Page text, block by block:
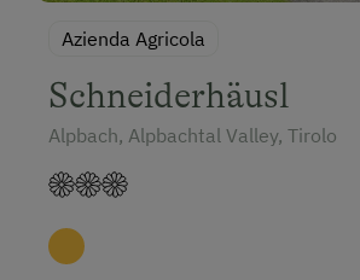
Azienda Agricola
Schneiderhäusl
Alpbach, Alpbachtal Valley, Tirolo